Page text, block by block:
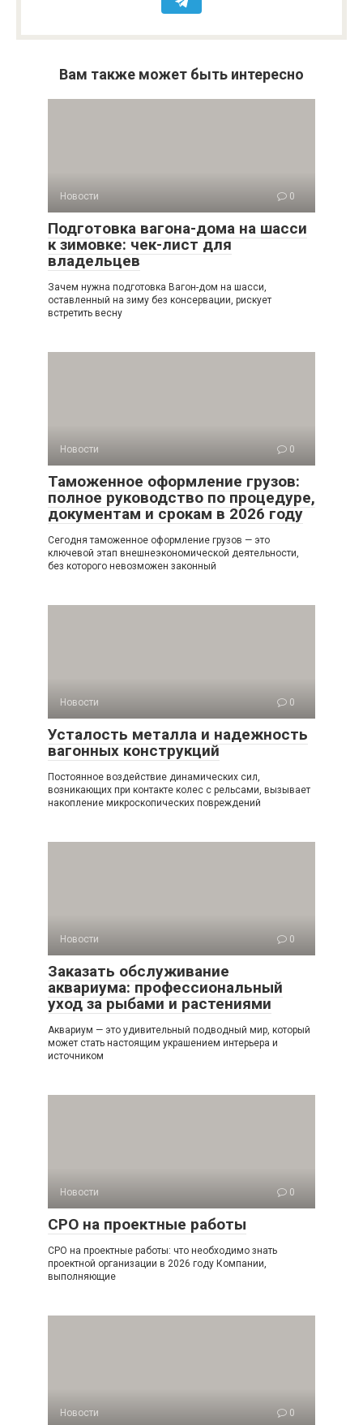
Вам также может быть интересно
Новости 0
Подготовка вагона-дома на шасси
к зимовке: чек-лист для
владельцев
Зачем нужна подготовка Вагон-дом на шасси,
оставленный на зиму без консервации, рискует
встретить весну
Новости 0
Таможенное оформление грузов:
полное руководство по процедуре,
документам и срокам в 2026 году
Сегодня таможенное оформление грузов — это
ключевой этап внешнеэкономической деятельности,
без которого невозможен законный
Новости 0
Усталость металла и надежность
вагонных конструкций
Постоянное воздействие динамических сил,
возникающих при контакте колес с рельсами, вызывает
накопление микроскопических повреждений
Новости 0
Заказать обслуживание
аквариума: профессиональный
уход за рыбами и растениями
Аквариум — это удивительный подводный мир, который
может стать настоящим украшением интерьера и
источником
Новости 0
СРО на проектные работы
СРО на проектные работы: что необходимо знать
проектной организации в 2026 году Компании,
выполняющие
Новости 0